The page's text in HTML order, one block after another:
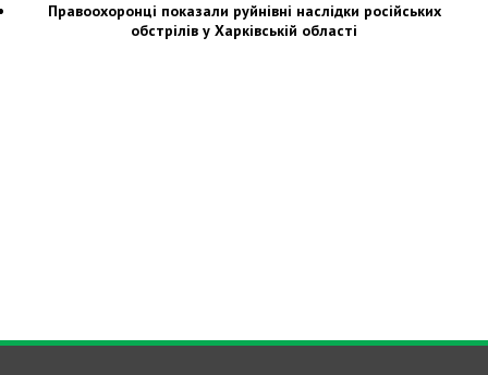
Правоохоронці показали руйнівні наслідки російських
обстрілів у Харківській області